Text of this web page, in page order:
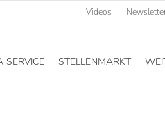
Videos
SERVICE STELLENMARKT